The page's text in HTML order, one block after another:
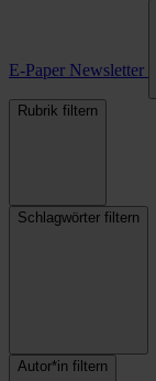
E-Paper Newsletter
Rubrik filtern
Schlagwörter filtern
Autor*in filtern